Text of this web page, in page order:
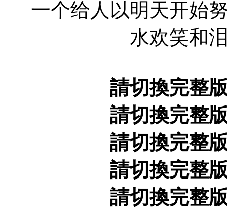
一个给人以明天开始
水欢笑和
請切換完整
請切換完整
請切換完整
請切換完整
請切換完整